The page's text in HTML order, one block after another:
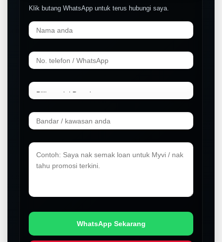
Klik butang WhatsApp untuk terus hubungi saya.
WhatsApp Sekarang